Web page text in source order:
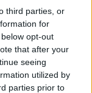
third parties, or
for
opt-out
that after your
seeing
utilized by
parties prior to